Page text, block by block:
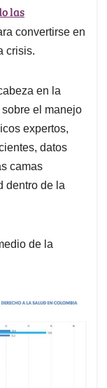
las
convertirse en
crisis.
en la
el manejo
expertos,
datos
camas
dentro de la
de la